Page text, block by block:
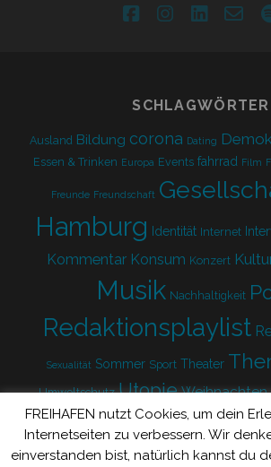
facebookinstagram
SCHLAGWÖRTER
Ausland Bildung corona Dating
Essen & Trinken Europa Events fahrrad Film
Freunde Freundschaft
Hamburg Identität Internet
Kommentar Konsum Konzert
Musik Nachhaltigkeit
Redaktionsplaylist
Sexualität Sommer Sport Theater
Umweltschutz Utopie Weihnachten
Zukunft
FREIHAFEN nutzt Cookies, um dein
Internetseiten zu verbessern. Wir
einverstanden bist, natürlich kannst du